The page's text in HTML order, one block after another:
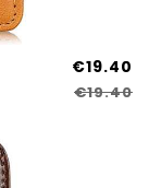
€19.40
€19.40